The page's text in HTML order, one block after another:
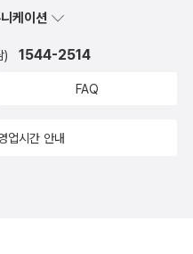
케이션
) 1544-2514
FAQ
업시간 안내